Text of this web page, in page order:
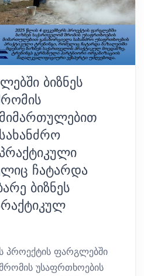
ᲑᲘᲖᲜᲔᲡ
ᲩᲐᲢᲐᲠᲓᲐ
ᲑᲘᲖᲜᲔᲡ
პროექტის ფარგლებში
უსაფრთხოების